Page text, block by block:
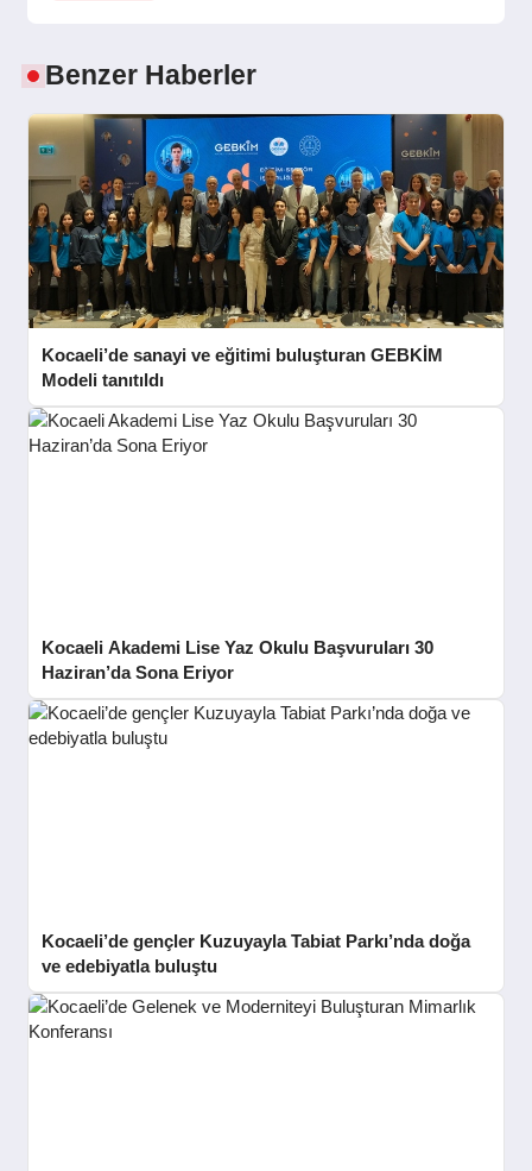
Benzer Haberler
Kocaeli’de sanayi ve eğitimi buluşturan GEBKİM
Modeli tanıtıldı
Kocaeli Akademi Lise Yaz Okulu Başvuruları 30
Haziran’da Sona Eriyor
Kocaeli’de gençler Kuzuyayla Tabiat Parkı’nda doğa
ve edebiyatla buluştu